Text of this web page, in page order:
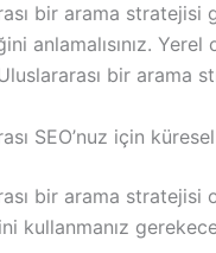
bir arama stratejisi
anlamalısınız.
bir arama
SEO’nuz için
bir arama
kullanmanız